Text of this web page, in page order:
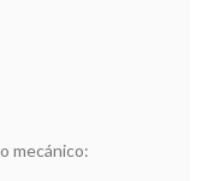
mecánico: